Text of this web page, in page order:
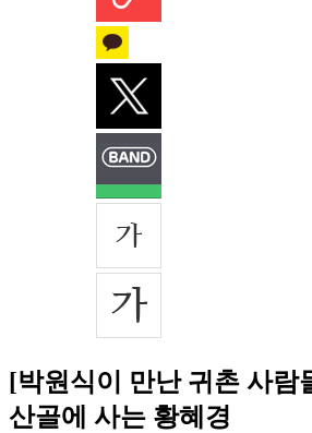
[박원식이 만난 귀촌 사람
산골에 사는 황혜경